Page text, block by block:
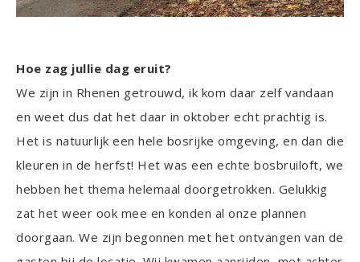
Hoe zag jullie dag eruit?
We zijn in Rhenen getrouwd, ik kom daar zelf vandaan
en weet dus dat het daar in oktober echt prachtig is.
Het is natuurlijk een hele bosrijke omgeving, en dan die
kleuren in de herfst! Het was een echte bosbruiloft, we
hebben het thema helemaal doorgetrokken. Gelukkig
zat het weer ook mee en konden al onze plannen
doorgaan. We zijn begonnen met het ontvangen van de